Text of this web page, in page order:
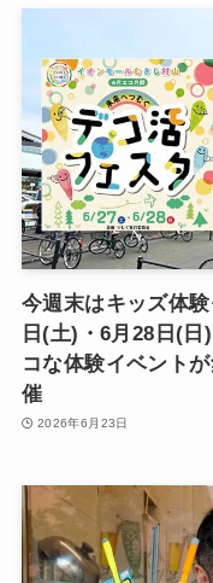
今週末はキッズ体
日(土)・6月28日(
コな体験イベント
催
2026年6月23日